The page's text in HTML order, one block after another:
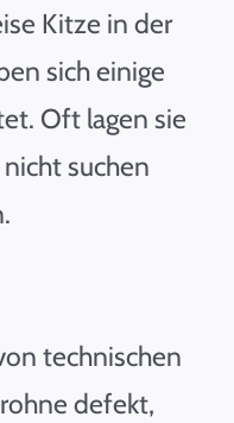
Kitze in der
sich einige
Oft lagen sie
suchen
technischen
defekt,